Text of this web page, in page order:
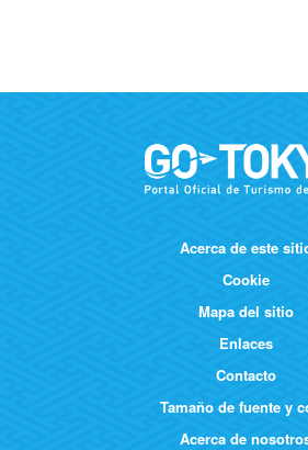
Acerca de este
Cookie
Mapa del sitio
Enlaces
Contacto
Tamaño de fuente y
Acerca de